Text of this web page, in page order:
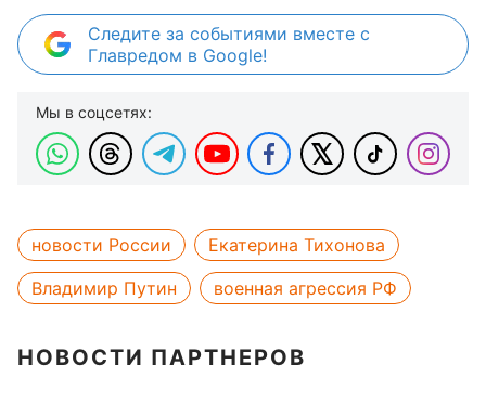
Следите за событиями вместе с
Главредом в Google!
Мы в соцсетях:
новости России
Екатерина Тихонова
Владимир Путин
военная агрессия РФ
НОВОСТИ ПАРТНЕРОВ